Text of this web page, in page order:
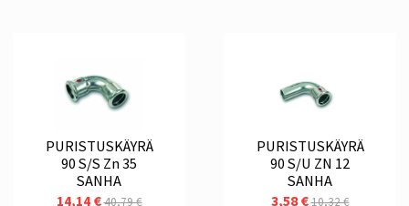
PURISTUSKÄYRÄ
90 S/S Zn 35
SANHA
14,14 €40,79 €
PURISTUSKÄYRÄ
90 S/U ZN 12
SANHA
3,58 €10,32 €